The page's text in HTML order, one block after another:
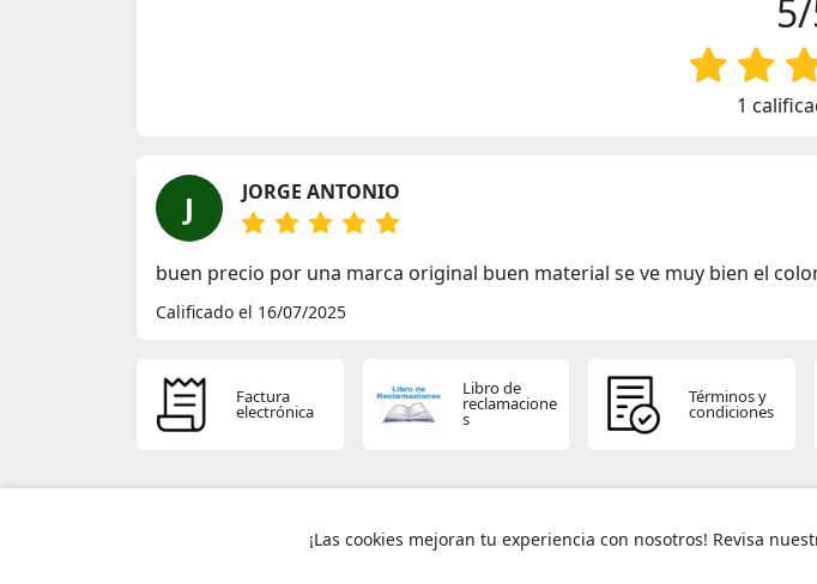
1
J JORGE ANTONIO
buen precio por una marca original buen material se ve muy bien el
Calificado el 16/07/2025
Factura
electrónica
Libro de
reclamacione
s
Términos y
condiciones
Hecho con
¡Las cookies mejoran tu experiencia con nosotros! Revisa